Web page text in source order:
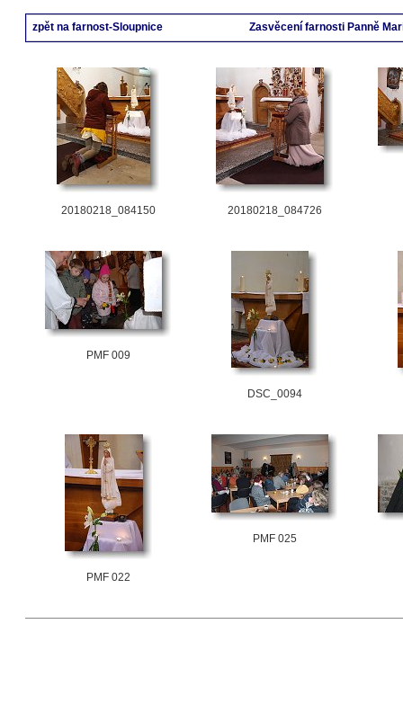
zpět na farnost-Sloupnice Zasvěcení farnosti Panně
20180218_084150 20180218_084726
PMF 009
DSC_0094
PMF 022
PMF 025